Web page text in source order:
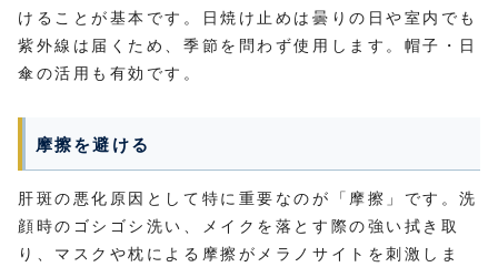
けることが基本です。日焼け止めは曇りの日や室内でも
紫外線は届くため、季節を問わず使用します。帽子・日
傘の活用も有効です。
摩擦を避ける
肝斑の悪化原因として特に重要なのが「摩擦」です。洗
顔時のゴシゴシ洗い、メイクを落とす際の強い拭き取
り、マスクや枕による摩擦がメラノサイトを刺激しま